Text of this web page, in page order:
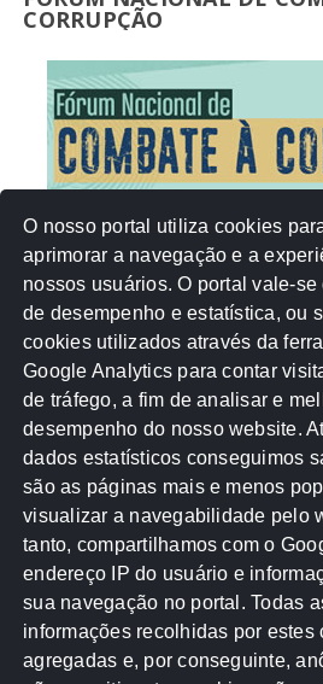
CORRUPÇÃO
NUVEM DE TAGS
Acontece na Rede AGU
Atricon Audicom CAU-
CREA-MT Eventos MPC-
MPF Notícias PF
Receita Federal Sem
TCE-MT TCU TRE
O nosso portal utiliza cookies
aprimorar a navegação e a
nossos usuários. O portal vale-
de desempenho e estatística, ou
cookies utilizados através da
Google Analytics para contar
de tráfego, a fim de analisar e
desempenho do nosso website.
dados estatísticos conseguimos
são as páginas mais e menos
visualizar a navegabilidade pelo
tanto, compartilhamos com o
endereço IP do usuário e
sua navegação no portal. Todas
informações recolhidas por estes
agregadas e, por conseguinte,